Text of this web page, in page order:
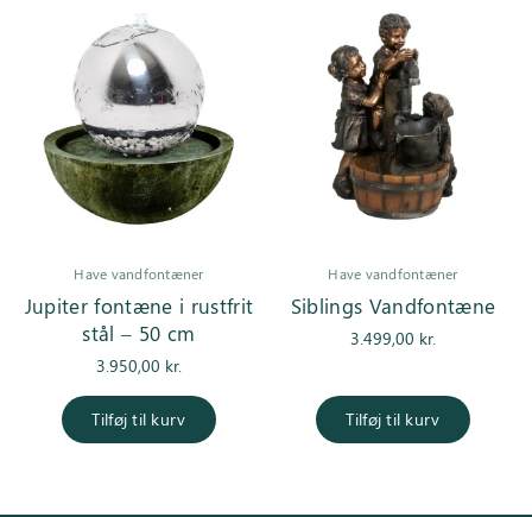
Have vandfontæner
Jupiter fontæne i rustfrit
stål – 50 cm
3.950,00 kr.
Tilføj til kurv
Have vandfontæner
Siblings Vandfontæne
3.499,00 kr.
Tilføj til kurv